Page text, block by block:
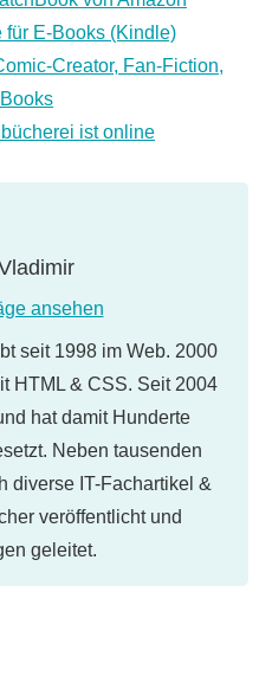
für E-Books (Kindle)
Creator, Fan-Fiction,
ist online
ansehen
seit 1998 im Web. 2000
HTML & CSS. Seit 2004
hat damit Hunderte
Neben tausenden
diverse IT-Fachartikel &
veröffentlicht und
geleitet.